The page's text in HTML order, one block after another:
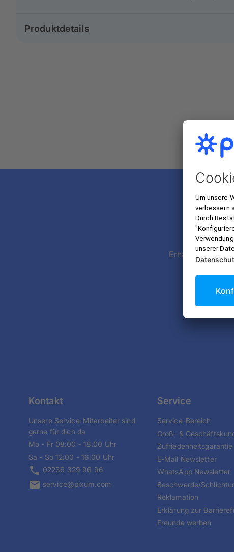
Produktdetails
Erhalte
Kontakt
Unsere Service-Mitarbeiter sind
gerne für dich da
Mo - Fr 08:00 - 18:00 Uhr
Sa - So 12:00 - 16:00 Uhr
02236 329 96 96
service@pixum.com
Service
Service-Bereich
Groß- &
Zufriedenheitsgarantie
E-Mail Newsletter
WhatsApp Newsletter
Beschwerde/
Reklamation
Erklärung zur
Freunde werben